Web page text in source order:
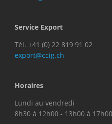
Service Export
Tél. +41 (0) 22 819 91 02
export@ccig.ch
Horaires
Lundi au vendredi
8h30 à 12h00 - 13h00 à 17h00